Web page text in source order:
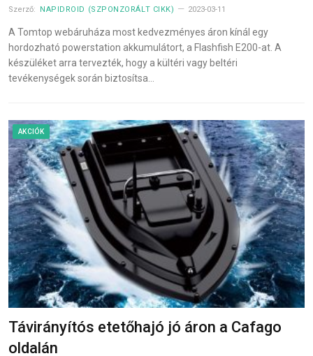
Szerző: NAPIDROID (SZPONZORÁLT CIKK) 2023-03-11
A Tomtop webáruháza most kedvezményes áron kínál egy
hordozható powerstation akkumulátort, a Flashfish E200-at. A
készüléket arra tervezték, hogy a kültéri vagy beltéri
tevékenységek során biztosítsa…
AKCIÓK
Távirányítós etetőhajó jó áron a Cafago
oldalán